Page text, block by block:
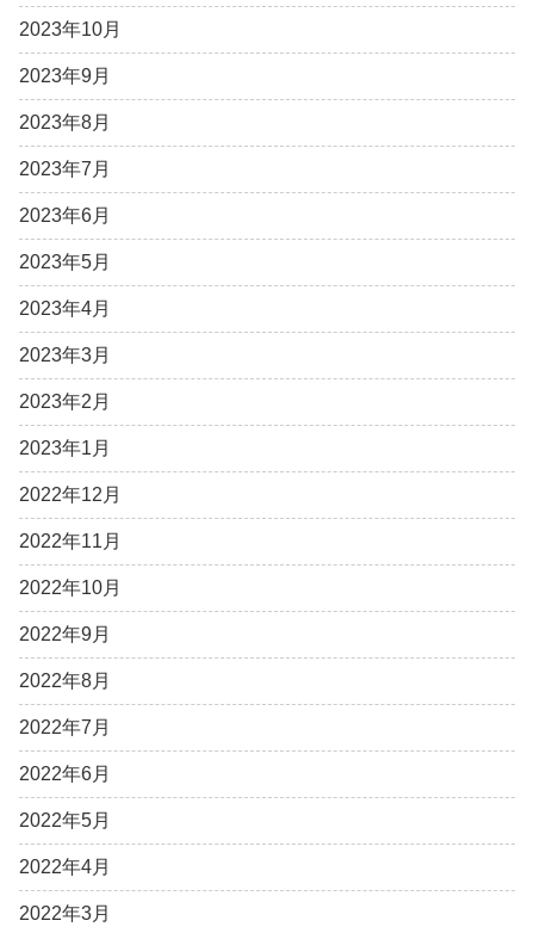
2023年10月
2023年9月
2023年8月
2023年7月
2023年6月
2023年5月
2023年4月
2023年3月
2023年2月
2023年1月
2022年12月
2022年11月
2022年10月
2022年9月
2022年8月
2022年7月
2022年6月
2022年5月
2022年4月
2022年3月